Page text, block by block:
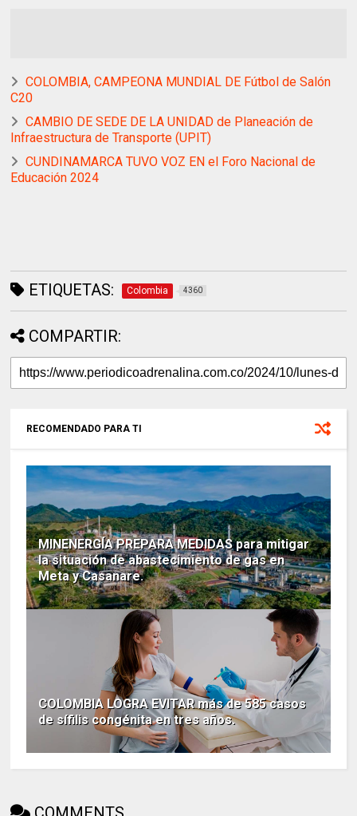
COLOMBIA, CAMPEONA MUNDIAL DE Fútbol de Salón
C20
CAMBIO DE SEDE DE LA UNIDAD de Planeación de
Infraestructura de Transporte (UPIT)
CUNDINAMARCA TUVO VOZ EN el Foro Nacional de
Educación 2024
ETIQUETAS: Colombia 4360
COMPARTIR:
RECOMENDADO PARA TI
MINENERGÍA PREPARA MEDIDAS para mitigar
la situación de abastecimiento de gas en
Meta y Casanare.
COLOMBIA LOGRA EVITAR más de 585 casos
de sífilis congénita en tres años.